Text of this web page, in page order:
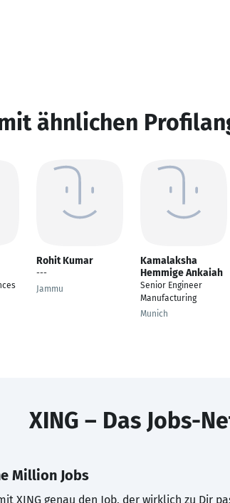
ähnlichen
Rohit Kumar
---
Jammu
Kamalaksha
Hemmige Ankaiah
Senior Engineer
Manufacturing
Munich
XING – Das Jobs-
Million Jobs
XING genau den Job, der wirklich zu Dir